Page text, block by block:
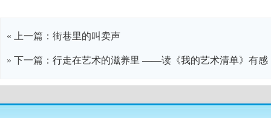
« 上一篇： 街巷里的叫卖声
» 下一篇： 行走在艺术的滋养里 ——读《我的艺术清单》有感